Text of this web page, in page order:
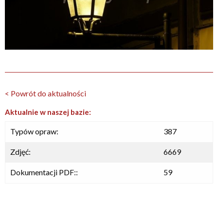
< Powrót do aktualności
Aktualnie w naszej bazie:
Typów opraw: 387
Zdjęć: 6669
Dokumentacji PDF:: 59